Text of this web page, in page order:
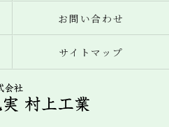
お問い合わせ
サイトマップ